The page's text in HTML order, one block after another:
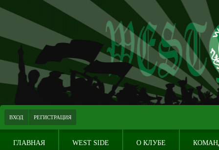
ВХОД РЕГИСТРАЦИЯ
ГЛАВНАЯ WEST SIDE О КЛУБЕ